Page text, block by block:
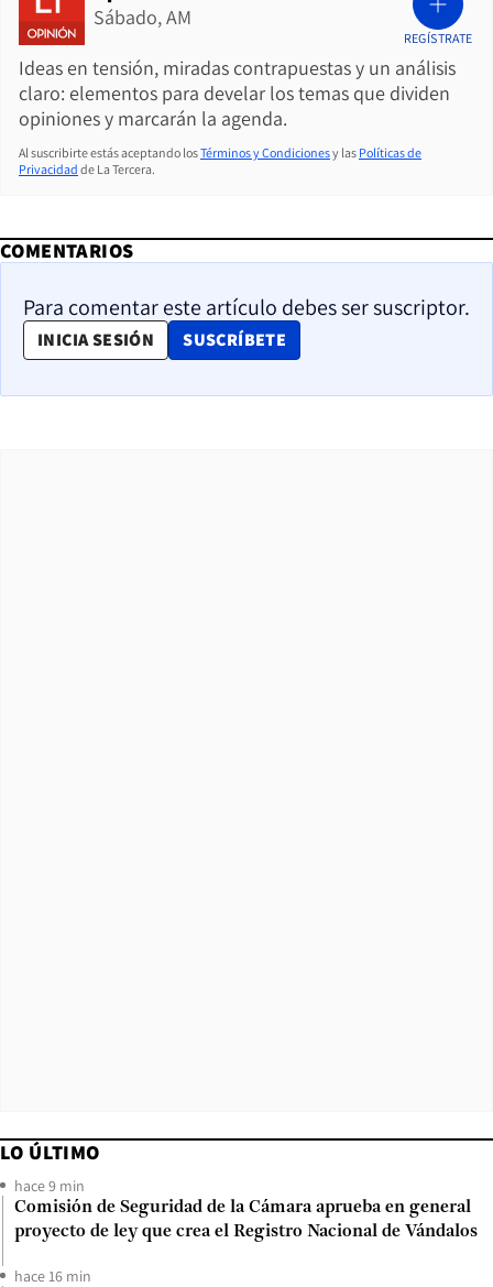
Sábado, AM
Ideas en tensión, miradas contrapuestas y un análisis
claro: elementos para develar los temas que dividen
opiniones y marcarán la agenda.
REGÍSTRATE
Al suscribirte estás aceptando losTérminos y Condicionesy las Políticas de
Privacidad de La Tercera.
COMENTARIOS
Para comentar este artículo debes ser suscriptor.
INICIA SESIÓN SUSCRÍBETE
OPENS IN NEW WINDOW
LO ÚLTIMO
hace 9 min
Comisión de Seguridad de la Cámara aprueba en general
proyecto de ley que crea el Registro Nacional de Vándalos
hace 16 min